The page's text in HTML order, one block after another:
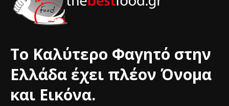
Το Καλύτερο Φαγητό στην
Ελλάδα έχει πλέον Όνομα
και Εικόνα.